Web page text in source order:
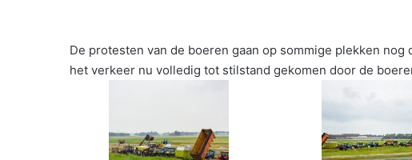
De protesten van de boeren gaan op sommige plekken nog
het verkeer nu volledig tot stilstand gekomen door de